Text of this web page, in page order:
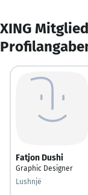
XING
Fatjon Dushi
Graphic Designer
Lushnjë